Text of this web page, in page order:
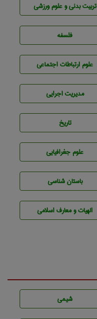
تربيت بدنی و علوم ورزشی
فلسفه
علوم ارتباطات اجتماعی
مديريت اجرايی
تاريخ
علوم جغرافيايی
باستان شناسی
الهیات و معارف اسلامی
شيمی